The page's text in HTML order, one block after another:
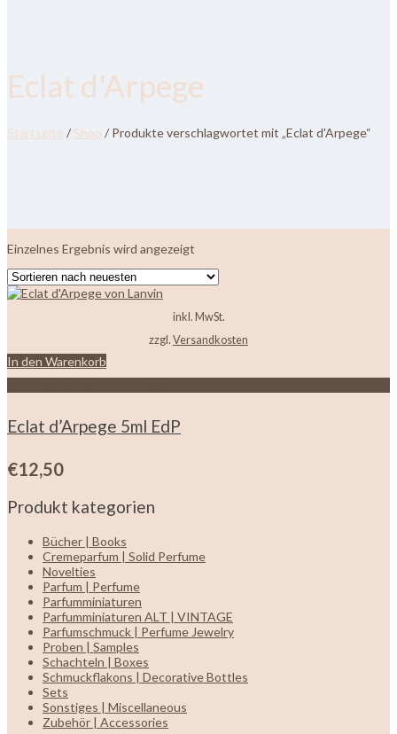
Eclat d'Arpege
Startseite / Shop / Produkte verschlagwortet mit „Eclat d'Arpege“
Einzelnes Ergebnis wird angezeigt
inkl. MwSt.
zzgl. Versandkosten
In den Warenkorb
Eclat d’Arpege 5ml EdP
€12,50
Produkt kategorien
Bücher | Books
Cremeparfum | Solid Perfume
Novelties
Parfum | Perfume
Parfumminiaturen
Parfumminiaturen ALT | VINTAGE
Parfumschmuck | Perfume Jewelry
Proben | Samples
Schachteln | Boxes
Schmuckflakons | Decorative Bottles
Sets
Sonstiges | Miscellaneous
Zubehör | Accessories